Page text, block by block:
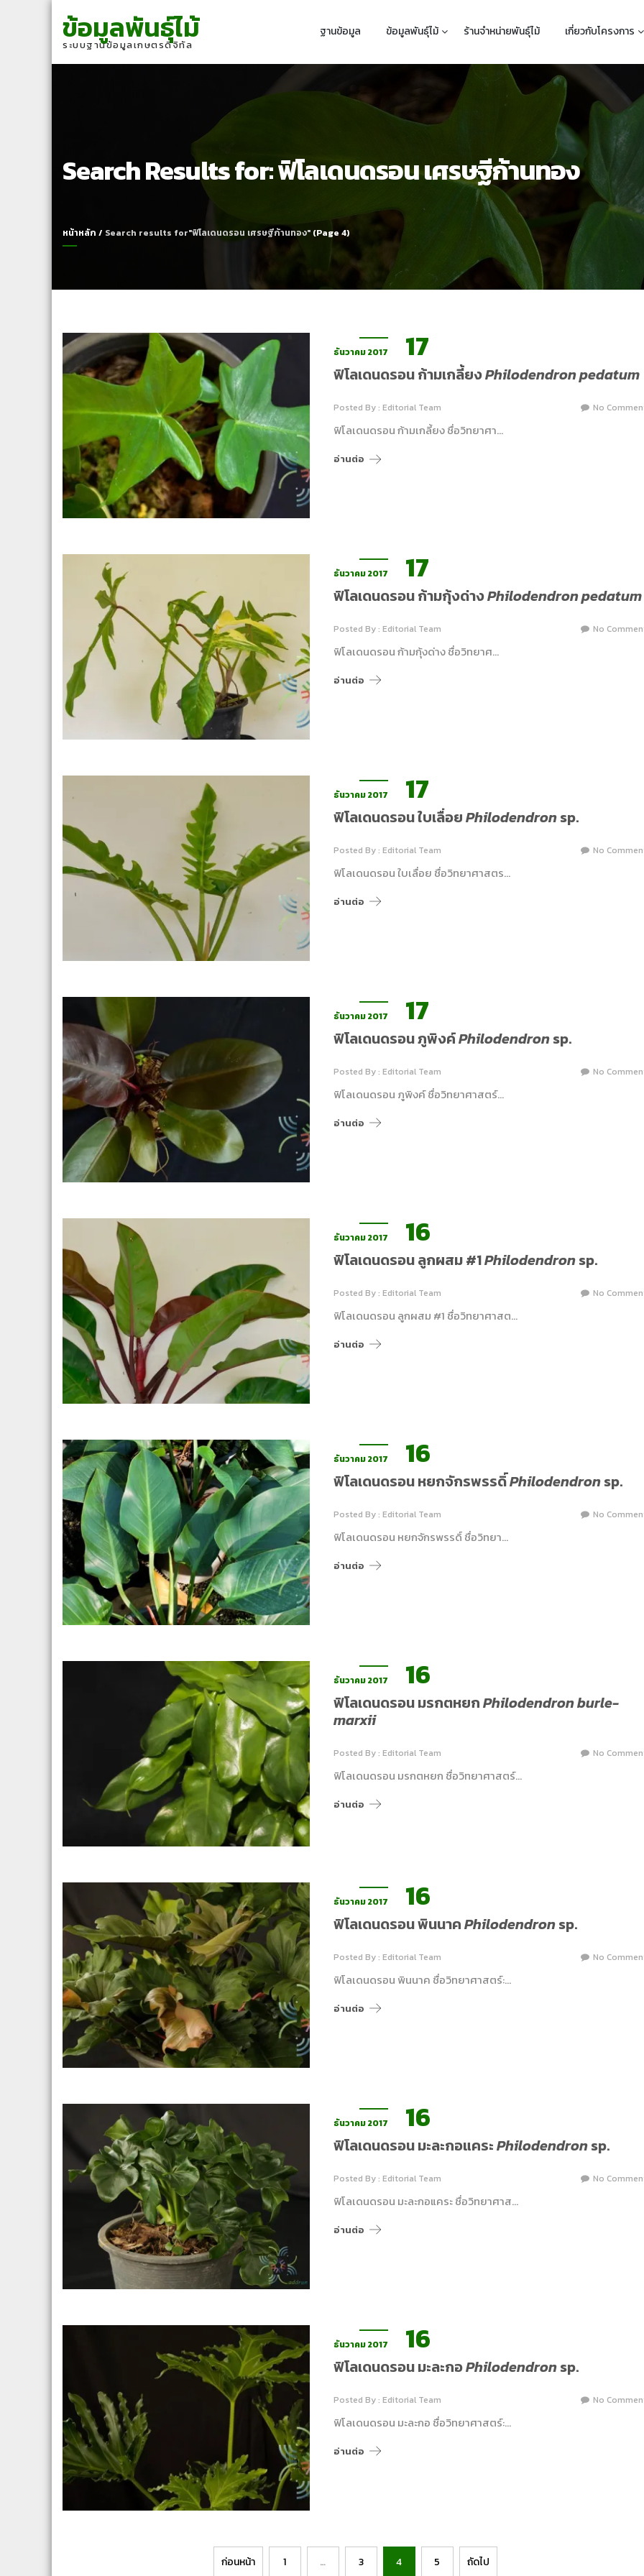
navigation
content
ข้อมูลพันธุ์ไม้
ระบบฐานข้อมูลเกษตรดิจิทัล
ฐานข้อมูล ข้อมูลพันธุ์ไม้ ร้านจำหน่ายพันธุ์ไม้ เกี่ยวกับโครงการ
Search Results for:ฟิโลเดนดรอน เศรษฐีก้านทอง
หน้าหลัก / Search results for"ฟิโลเดนดรอน เศรษฐีก้านทอง" (Page 4)
ธันวาคม 2017 17
ฟิโลเดนดรอน ก้ามเกลี้ยงPhilodendron pedatum
Posted By : Editorial Team No
ฟิโลเดนดรอน ก้ามเกลี้ยง ชื่อวิทยาศา…
อ่านต่อ
ธันวาคม 2017 17
ฟิโลเดนดรอน ก้ามกุ้งด่างPhilodendron pedatum
Posted By : Editorial Team No
ฟิโลเดนดรอน ก้ามกุ้งด่าง ชื่อวิทยาศ…
อ่านต่อ
ธันวาคม 2017 17
ฟิโลเดนดรอน ใบเลื่อยPhilodendronsp.
Posted By : Editorial Team No
ฟิโลเดนดรอน ใบเลื่อย ชื่อวิทยาศาสตร…
อ่านต่อ
ธันวาคม 2017 17
ฟิโลเดนดรอน ภูพิงค์Philodendronsp.
Posted By : Editorial Team No
ฟิโลเดนดรอน ภูพิงค์ ชื่อวิทยาศาสตร์…
อ่านต่อ
ธันวาคม 2017 16
ฟิโลเดนดรอน ลูกผสม #1Philodendronsp.
Posted By : Editorial Team No
ฟิโลเดนดรอน ลูกผสม #1 ชื่อวิทยาศาสต…
อ่านต่อ
ธันวาคม 2017 16
ฟิโลเดนดรอน หยกจักรพรรดิ์Philodendronsp.
Posted By : Editorial Team No
ฟิโลเดนดรอน หยกจักรพรรดิ์ ชื่อวิทยา…
อ่านต่อ
ธันวาคม 2017 16
ฟิโลเดนดรอน มรกตหยกPhilodendron burle-
marxii
Posted By : Editorial Team No
ฟิโลเดนดรอน มรกตหยก ชื่อวิทยาศาสตร์…
อ่านต่อ
ธันวาคม 2017 16
ฟิโลเดนดรอน พินนาคPhilodendronsp.
Posted By : Editorial Team No
ฟิโลเดนดรอน พินนาค ชื่อวิทยาศาสตร์:…
อ่านต่อ
ธันวาคม 2017 16
ฟิโลเดนดรอน มะละกอแคระPhilodendronsp.
Posted By : Editorial Team No
ฟิโลเดนดรอน มะละกอแคระ ชื่อวิทยาศาส…
อ่านต่อ
ธันวาคม 2017 16
ฟิโลเดนดรอน มะละกอPhilodendronsp.
Posted By : Editorial Team No
ฟิโลเดนดรอน มะละกอ ชื่อวิทยาศาสตร์:…
อ่านต่อ
ก่อนหน้า 1 … 3 4 5 ถัดไป